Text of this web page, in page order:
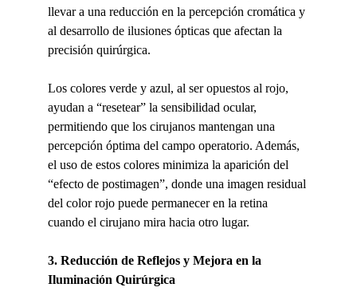
llevar a una reducción en la percepción cromática y
al desarrollo de ilusiones ópticas que afectan la
precisión quirúrgica.
Los colores verde y azul, al ser opuestos al rojo,
ayudan a “resetear” la sensibilidad ocular,
permitiendo que los cirujanos mantengan una
percepción óptima del campo operatorio. Además,
el uso de estos colores minimiza la aparición del
“efecto de postimagen”, donde una imagen residual
del color rojo puede permanecer en la retina
cuando el cirujano mira hacia otro lugar.
3. Reducción de Reflejos y Mejora en la
Iluminación Quirúrgica